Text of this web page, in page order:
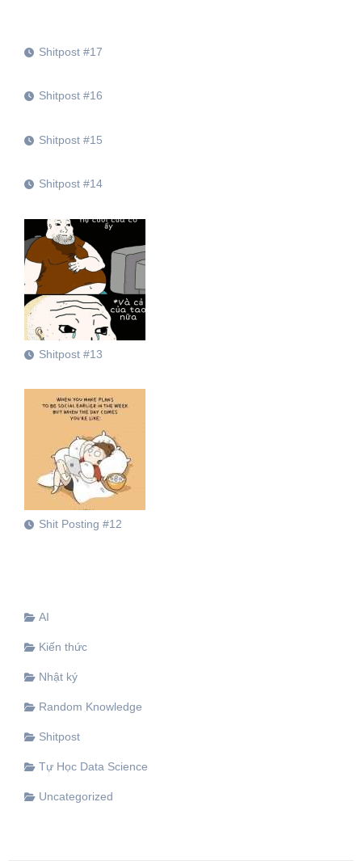
Shitpost #17
Shitpost #16
Shitpost #15
Shitpost #14
Shitpost #13
Shit Posting #12
AI
Kiến thức
Nhật ký
Random Knowledge
Shitpost
Tự Học Data Science
Uncategorized